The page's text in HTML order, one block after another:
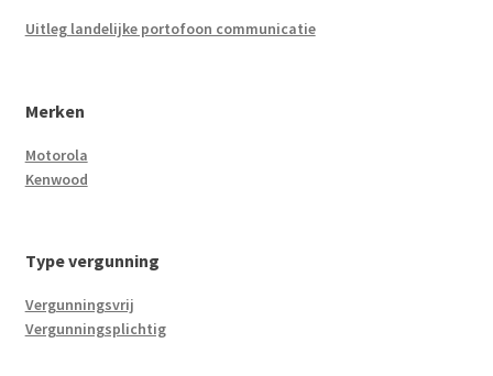
Uitleg landelijke portofoon communicatie
Merken
Motorola
Kenwood
Type vergunning
Vergunningsvrij
Vergunningsplichtig